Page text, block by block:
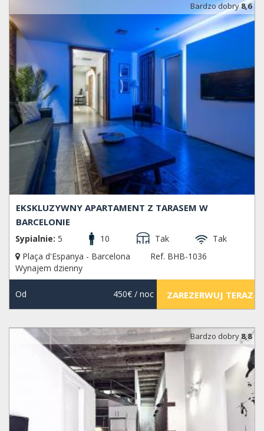
Bardzo dobry8,6
EKSKLUZYWNY APARTAMENT Z TARASEM W
BARCELONIE
Sypialnie: 5 10 Tak
Tak
Plaça d'Espanya - Barcelona
Ref. BHB-1036
Wynajem dzienny
Od 450€/ noc ZAREZERWUJ TERAZ
Bardzo dobry8,8